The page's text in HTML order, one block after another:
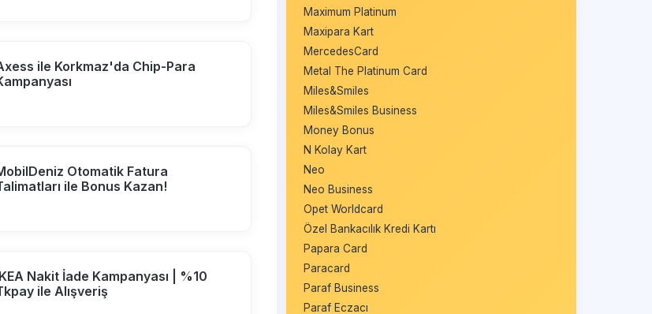
ile Korkmaz'da Chip-Para
Otomatik Fatura
ile Bonus Kazan!
Nakit İade Kampanyası | %10
ile Alışveriş
Maximum Platinum
Maxipara Kart
MercedesCard
Metal The Platinum Card
Miles&Smiles
Miles&Smiles Business
Money Bonus
N Kolay Kart
Neo
Neo Business
Opet Worldcard
Özel Bankacılık Kredi Kartı
Papara Card
Paracard
Paraf Business
Paraf Eczacı